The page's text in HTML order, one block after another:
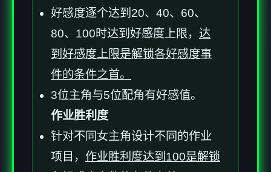
好感度逐个达到20、40、60、
80、100时达到好感度上限， 达
到好感度上限是解锁各好感度事
件的条件之首。
3位主角与5位配角有好感值。
作业胜利度
针对不同女主角设计不同的作业
项目， 作业胜利度达到100是解锁